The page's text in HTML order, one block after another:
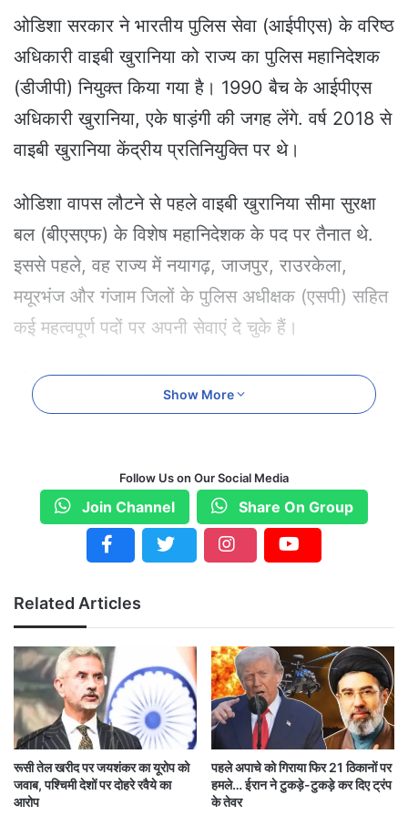
d
n
e
a
i
ओडिशा सरकार ने भारतीय पुलिस सेवा (आईपीएस) के वरिष्ठ
अधिकारी वाइबी खुरानिया को राज्य का पुलिस महानिदेशक
(डीजीपी) नियुक्त किया गया है। 1990 बैच के आईपीएस
अधिकारी खुरानिया, एके षाड़ंगी की जगह लेंगे. वर्ष 2018 से
वाइबी खुरानिया केंद्रीय प्रतिनियुक्ति पर थे।
ओडिशा वापस लौटने से पहले वाइबी खुरानिया सीमा सुरक्षा
बल (बीएसएफ) के विशेष महानिदेशक के पद पर तैनात थे.
इससे पहले, वह राज्य में नयागढ़, जाजपुर, राउरकेला,
मयूरभंज और गंजाम जिलों के पुलिस अधीक्षक (एसपी) सहित
कई महत्वपूर्ण पदों पर अपनी सेवाएं दे चुके हैं।
एके षाड़ंगी की जगह लेंगे 1990 बैच के आईपीएस अधिकारी
वाइबी खुरानिया
भी किया है काम
वाइबी खुरानिया ने पुलिस आयुक्त के तौर पर पुलिस
बीजू पटनायक राज्य पुलिस अकादमी के निदेशक के रूप में
भी काम किया है।
Show More
Follow Us on Our Social Media
Join Channel Share On Group
Related Articles
रूसी तेल खरीद पर जयशंकर का यूरोप को
जवाब, पश्चिमी देशों पर दोहरे रवैये का
आरोप
पहले अपाचे को गिराया फिर 21 ठिकानों पर
हमले… ईरान ने टुकड़े-टुकड़े कर दिए ट्रंप
के तेवर